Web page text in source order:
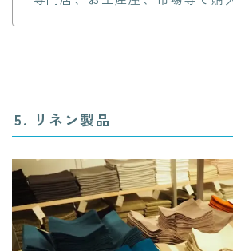
5. リネン製品